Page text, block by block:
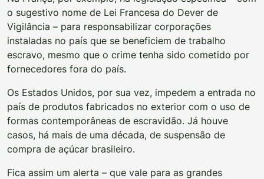
o sugestivo nome de Lei Francesa do Dever de
Vigilância – para responsabilizar corporações
instaladas no país que se beneficiem de trabalho
escravo, mesmo que o crime tenha sido cometido por
fornecedores fora do país.
Os Estados Unidos, por sua vez, impedem a entrada no
país de produtos fabricados no exterior com o uso de
formas contemporâneas de escravidão. Já houve
casos, há mais de uma década, de suspensão de
compra de açúcar brasileiro.
Fica assim um alerta – que vale para as grandes